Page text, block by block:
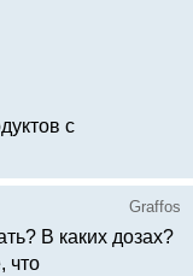
с
Graffos
В каких дозах?
что